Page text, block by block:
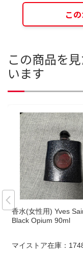
こ
この商品を
います
香水(女性用) Yves
Black Opium 90ml
マイストア在庫：